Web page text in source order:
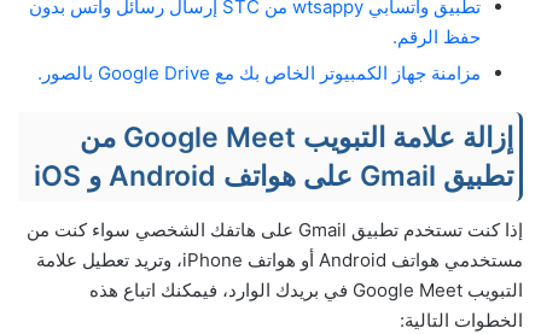
تطبيق واتسابي wtsappy من STC إرسال رسائل واتس بدون
حفظ الرقم.
مزامنة جهاز الكمبيوتر الخاص بك مع Google Drive بالصور.
إزالة علامة التبويب Google Meet من
تطبيق Gmail على هواتف Android و iOS
إذا كنت تستخدم تطبيق Gmail على هاتفك الشخصي سواء كنت من
مستخدمي هواتف Android أو هواتف iPhone، وتريد تعطيل علامة
التبويب Google Meet في بريدك الوارد، فيمكنك اتباع هذه
الخطوات التالية: